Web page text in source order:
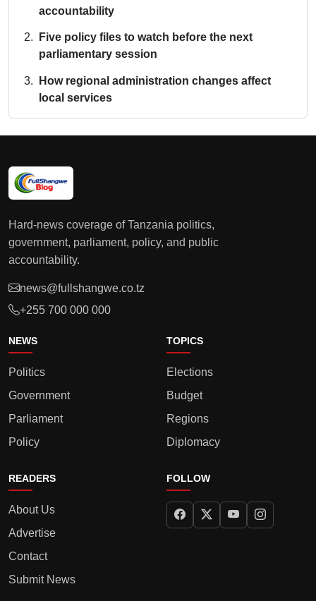
accountability
Five policy files to watch before the next
parliamentary session
How regional administration changes affect
local services
Hard-news coverage of Tanzania politics,
government, parliament, policy, and public
accountability.
news@fullshangwe.co.tz
+255 700 000 000
NEWS
Politics
Government
Parliament
Policy
TOPICS
Elections
Budget
Regions
Diplomacy
READERS
About Us
Advertise
Contact
Submit News
FOLLOW